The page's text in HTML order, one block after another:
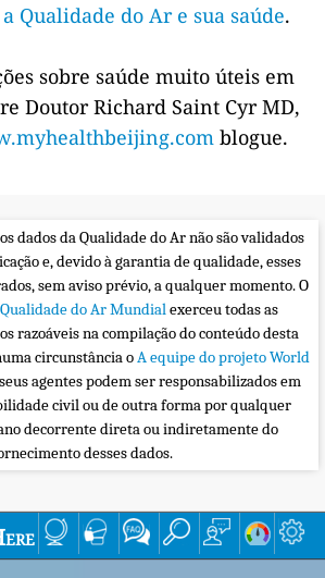
Qualidade do Ar e sua saúde.
sobre saúde muito úteis em
Doutor Richard Saint Cyr MD,
blogue.
dados da Qualidade do Ar não são validados
e, devido à garantia de qualidade, esses
sem aviso prévio, a qualquer momento. O
do Ar Mundialexerceu todas as
razoáveis na compilação do conteúdo desta
circunstância oA equipe do projeto World
agentes podem ser responsabilizados em
civil ou de outra forma por qualquer
decorrente direta ou indiretamente do
desses dados.